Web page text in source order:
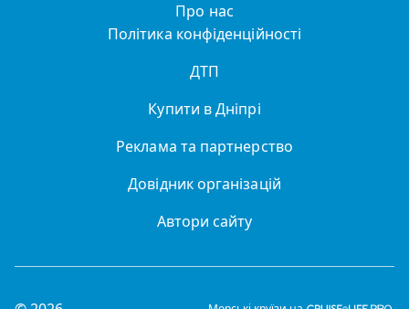
Про нас
Політика конфіденційності
ДТП
Купити в Дніпрі
Реклама та партнерство
Довідник організацій
Автори сайту